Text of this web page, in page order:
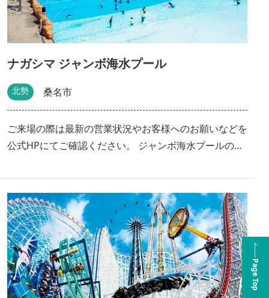
ナガシマ ジャンボ海水プール
北勢 桑名市
ご来場の際は最新の営業状況やお客様へのお願いなどを
公式HPにてご確認ください。 ジャンボ海水プールの最
広大な敷地には、キッズから大人まで夏を満喫できるプ
ールやウォータースライダーの豪華ラインナップが勢揃
い！ 日本で唯一の「超激流プール」が超人気です！
（2018年登場） 岩々が連なる峡谷が出現！専用の浮き
輪を着用しラフティング体験！ 超ハイスピード流水プ
ールをお楽しみに。 日本一！世界最大級の超大型複合
ウォーターアトラクションＪＡＰＡＡＡＡＮ！約3,300
Page Top